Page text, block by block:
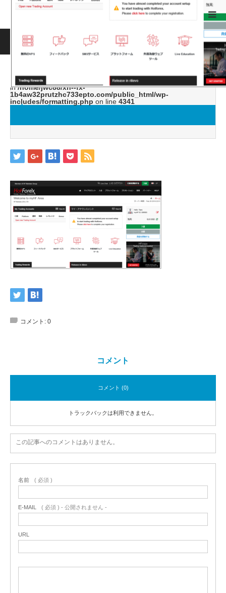
ホームブログ image9
Warning: ltrim() expects parameter 1 to be string, object given
in/home/jwc88/xn--fx-
1b4aw32prutzhc733epto.com/public_html/wp-
includes/formatting.php on line 4341
image9
コメント: 0
コメント
コメント (0)
トラックバックは利用できません。
この記事へのコメントはありません。
名前 ( 必須 )
E-MAIL ( 必須 ) - 公開されません -
URL